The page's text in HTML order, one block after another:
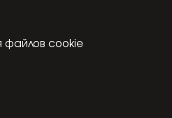
файлов cookie